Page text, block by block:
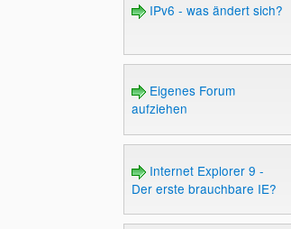
IPv6 - was ändert sich?
Eigenes Forum
aufziehen
Internet Explorer 9 -
Der erste brauchbare IE?